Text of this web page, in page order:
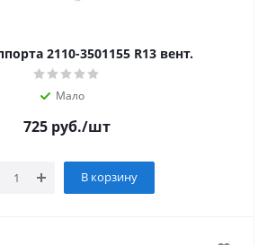
2110-3501155 R13 вент.
Мало
725руб./шт
В корзину